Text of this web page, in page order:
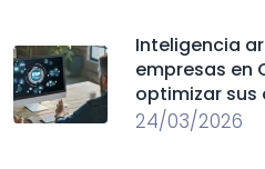
Inteligencia
empresas en
optimizar sus
24/03/2026